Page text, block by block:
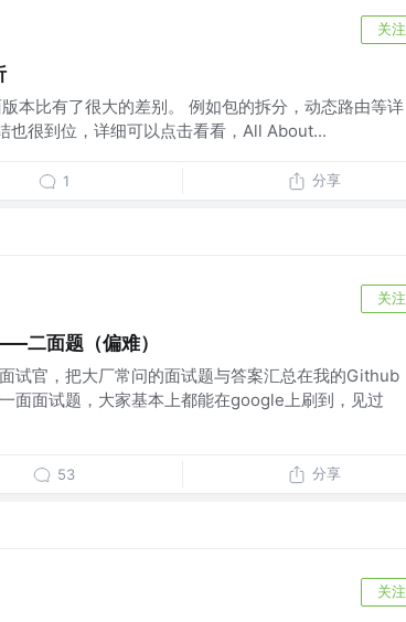
关注
本比有了很大的差别。 例如包的拆分，动态路由等详
也很到位，详细可以点击看看，All About...
1 分享
关注
二面题（偏难）
试官，把大厂常问的面试题与答案汇总在我的Github
面面试题，大家基本上都能在google上刷到，见过
53 分享
关注